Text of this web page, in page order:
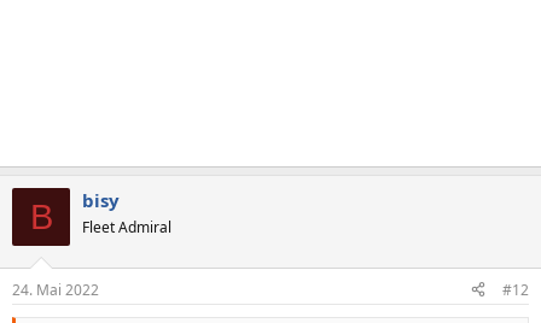
B bisy
Fleet Admiral
24. Mai 2022 #12